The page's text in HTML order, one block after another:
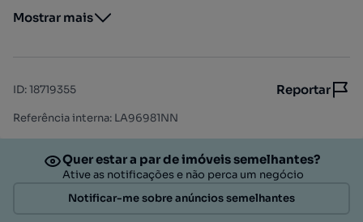
Mostrar mais
ID:18719355 Reportar
Referência interna: LA96981NN
Quer estar a par de imóveis semelhantes?
Ative as notificações e não perca um negócio
Notificar-me sobre anúncios semelhantes